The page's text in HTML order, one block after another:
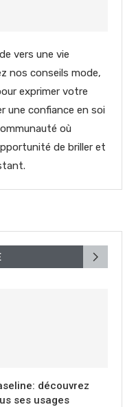
vers une vie
nos conseils mode,
exprimer votre
une confiance en soi
où
de briller et
découvrez
ses usages